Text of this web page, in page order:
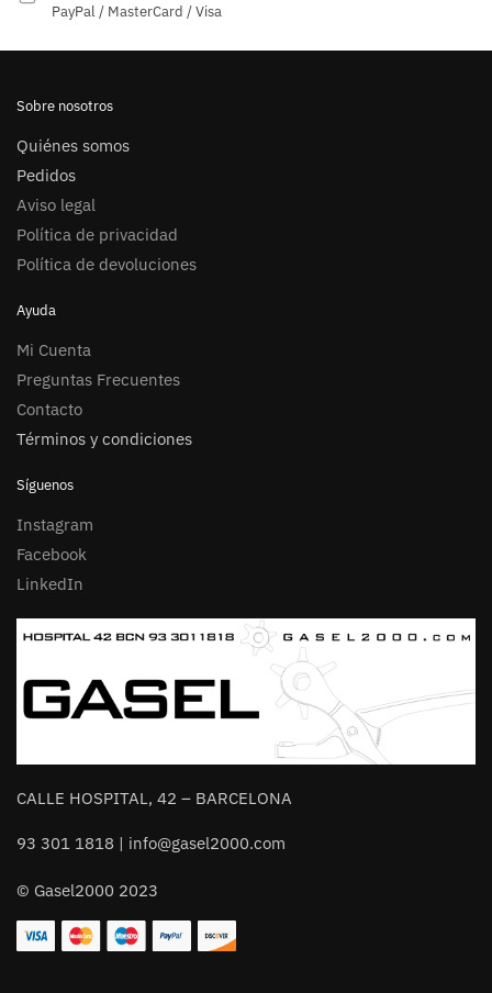
PayPal / MasterCard / Visa
Sobre nosotros
Quiénes somos
Pedidos
Aviso legal
Política de privacidad
Política de devoluciones
Ayuda
Mi Cuenta
Preguntas Frecuentes
Contacto
Términos y condiciones
Síguenos
Instagram
Facebook
LinkedIn
CALLE HOSPITAL, 42 – BARCELONA
93 301 1818 | info@gasel2000.com
© Gasel2000 2023